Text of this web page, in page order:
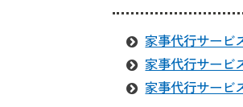
家事代行サービ
家事代行サービ
家事代行サービ